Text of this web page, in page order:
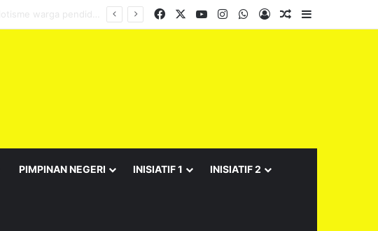
Facebook YouTubeInstagramWhatsApp
Log InRandom Article
PIMPINAN NEGERI INISIATIF 1 INISIATIF 2